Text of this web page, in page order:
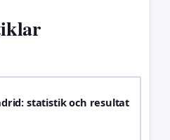
statistik och resultat